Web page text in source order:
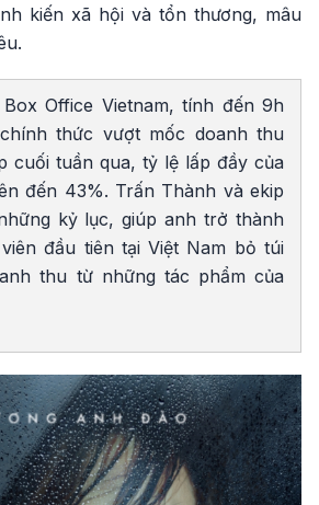
kiến xã hội và tổn thương, mâu
Office Vietnam, tính đến 9h
thức vượt mốc doanh thu
cuối tuần qua, tỷ lệ lấp đầy của
đến 43%. Trấn Thành và ekip
kỷ lục, giúp anh trở thành
đầu tiên tại Việt Nam bỏ túi
thu từ những tác phẩm của